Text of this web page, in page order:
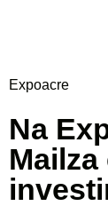
Expoacre
Na